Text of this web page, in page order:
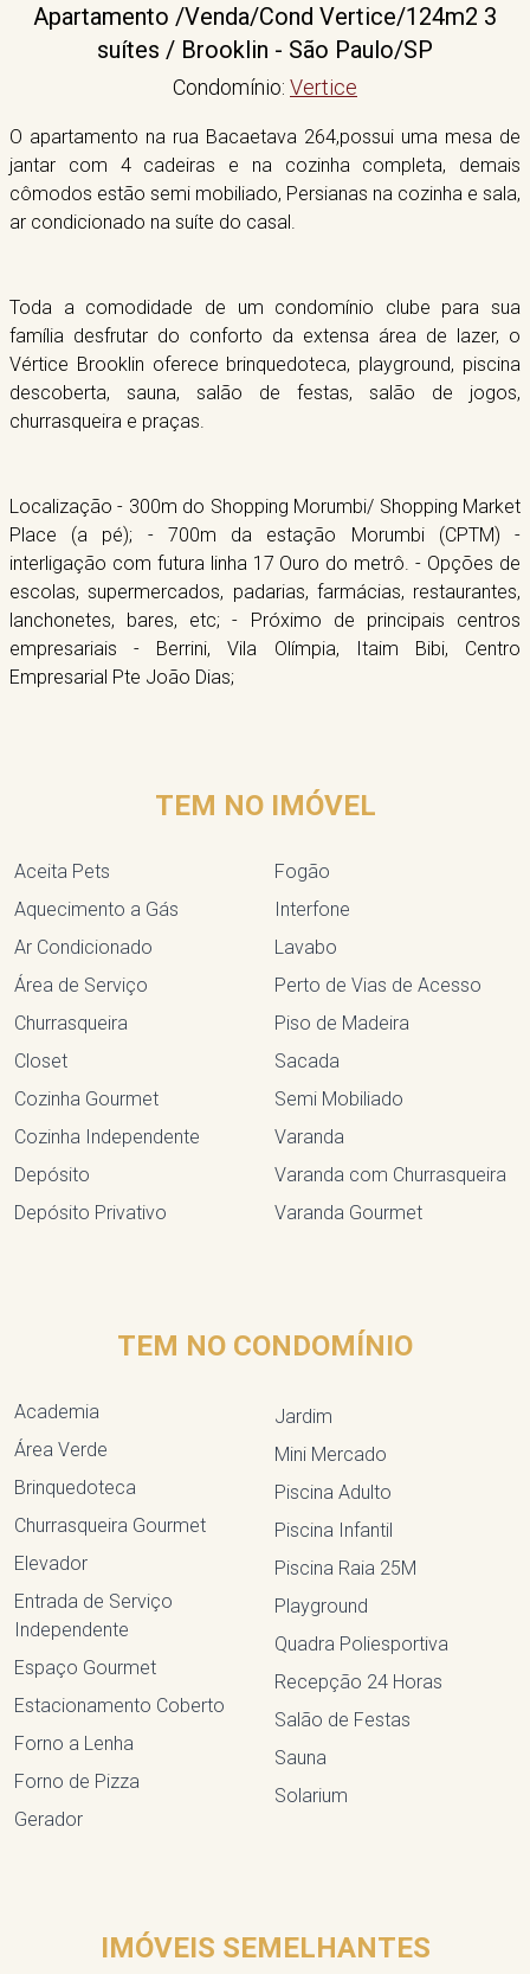
Apartamento /Venda/Cond Vertice/124m2 3
suítes / Brooklin - São Paulo/SP
Condomínio: Vertice
O apartamento na rua Bacaetava 264,possui uma mesa de
jantar com 4 cadeiras e na cozinha completa, demais
cômodos estão semi mobiliado, Persianas na cozinha e sala,
ar condicionado na suíte do casal.
Toda a comodidade de um condomínio clube para sua
família desfrutar do conforto da extensa área de lazer, o
Vértice Brooklin oferece brinquedoteca, playground, piscina
descoberta, sauna, salão de festas, salão de jogos,
churrasqueira e praças.
Localização - 300m do Shopping Morumbi/ Shopping Market
Place (a pé); - 700m da estação Morumbi (CPTM) -
interligação com futura linha 17 Ouro do metrô. - Opções de
escolas, supermercados, padarias, farmácias, restaurantes,
lanchonetes, bares, etc; - Próximo de principais centros
empresariais - Berrini, Vila Olímpia, Itaim Bibi, Centro
Empresarial Pte João Dias;
TEM NO IMÓVEL
Aceita Pets
Aquecimento a Gás
Ar Condicionado
Área de Serviço
Churrasqueira
Closet
Cozinha Gourmet
Cozinha Independente
Depósito
Depósito Privativo
Fogão
Interfone
Lavabo
Perto de Vias de Acesso
Piso de Madeira
Sacada
Semi Mobiliado
Varanda
Varanda com Churrasqueira
Varanda Gourmet
TEM NO CONDOMÍNIO
Academia
Área Verde
Brinquedoteca
Churrasqueira Gourmet
Elevador
Entrada de Serviço
Independente
Espaço Gourmet
Estacionamento Coberto
Forno a Lenha
Forno de Pizza
Gerador
Jardim
Mini Mercado
Piscina Adulto
Piscina Infantil
Piscina Raia 25M
Playground
Quadra Poliesportiva
Recepção 24 Horas
Salão de Festas
Sauna
Solarium
IMÓVEIS SEMELHANTES